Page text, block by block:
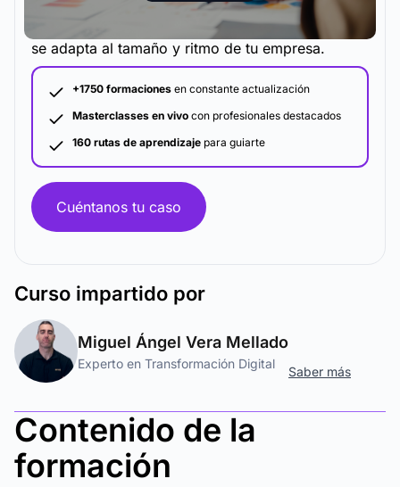
La metodología y plataforma de formación que
se adapta al tamaño y ritmo de tu empresa.
+1750 formaciones en constante actualización
Masterclasses en vivo con profesionales destacados
160 rutas de aprendizaje para guiarte
Cuéntanos tu caso
Curso impartido por
Miguel Ángel Vera Mellado
Experto en Transformación Digital
Saber más
Contenido de la
formación